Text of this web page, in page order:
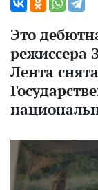
Это
режиссера
Лента